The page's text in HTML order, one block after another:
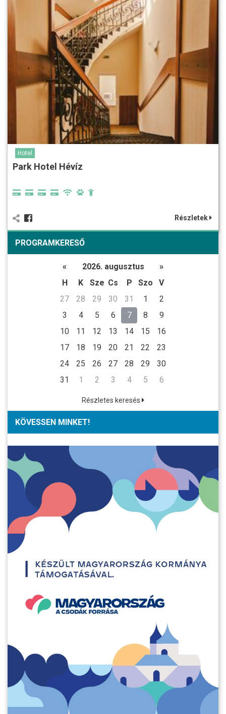
Hotel
Park Hotel Hévíz
Részletek
PROGRAMKERESŐ
« 2026. augusztus
»
H
K Sze Cs P Szo
V
27
28 29 30 31 1
2
3
4 5 6 7 8
9
10
11 12 13 14 15
16
17
18 19 20 21 22
23
24
25 26 27 28 29
30
31
1 2 3 4 5 6
Részletes keresés
KÖVESSEN MINKET!